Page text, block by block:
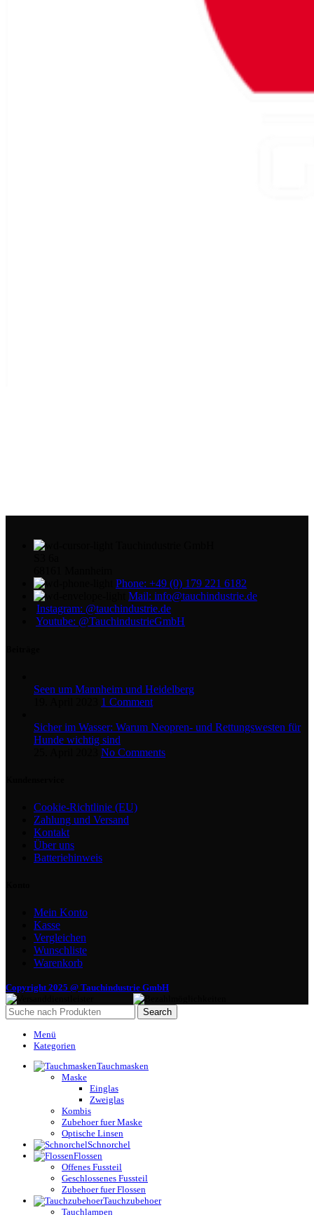
Phone: +49 (0) 179 221 6182
Mail: info@tauchindustrie.de
Instagram: @tauchindustrie.de
Youtube: @TauchindustrieGmbH
Seen um Mannheim und Heidelberg
1 Comment
Sicher im Wasser: Warum Neopren- und Rettungswesten für
Hunde wichtig sind
No Comments
Cookie-Richtlinie (EU)
Zahlung und Versand
Kontakt
Über uns
Batteriehinweis
Mein Konto
Kasse
Vergleichen
Wunschliste
Warenkorb
Copyright 2025 @ Tauchindustrie GmbH
Search
Menü
Kategorien
Tauchmasken
Maske
Einglas
Zweiglas
Kombis
Zubehoer fuer Maske
Optische Linsen
Schnorchel
Flossen
Offenes Fussteil
Geschlossenes Fussteil
Zubehoer fuer Flossen
Tauchzubehoer
Tauchlampen